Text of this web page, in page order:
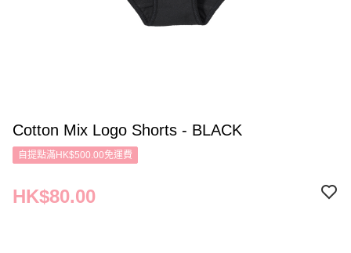
Cotton Mix Logo Shorts - BLACK
自提點滿HK$500.00免運費
HK$80.00